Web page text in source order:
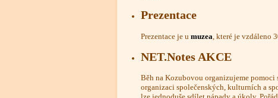
Prezentace
Prezentace je u muzea , které je vzdáleno
NET.Notes AKCE
Běh na Kozubovou organizujeme pomoci
organizaci společenských, kulturních a